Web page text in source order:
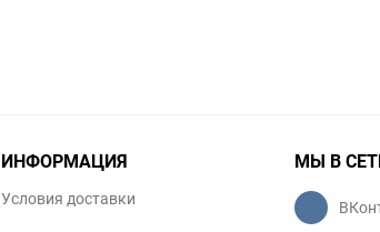
ИНФОРМАЦИЯ
Условия доставки
МЫ В